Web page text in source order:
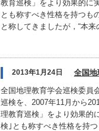
教育巡検」をより効果的に
とも称すべき性格を持つも
と称してきましたが，“本
2013年1月24日
全国地
全国地理教育学会巡検委員
巡検を、2007年11月から
理教育巡検」をより効果的
検｣とも称すべき性格を持